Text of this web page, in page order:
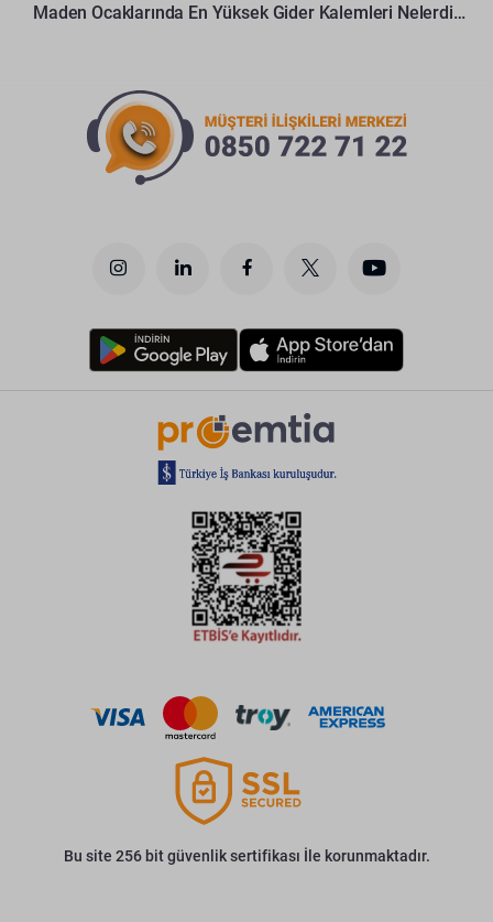
Maden Ocaklarında En Yüksek Gider Kalemleri Nelerdir?
Bu site 256 bit güvenlik sertifikası İle korunmaktadır.